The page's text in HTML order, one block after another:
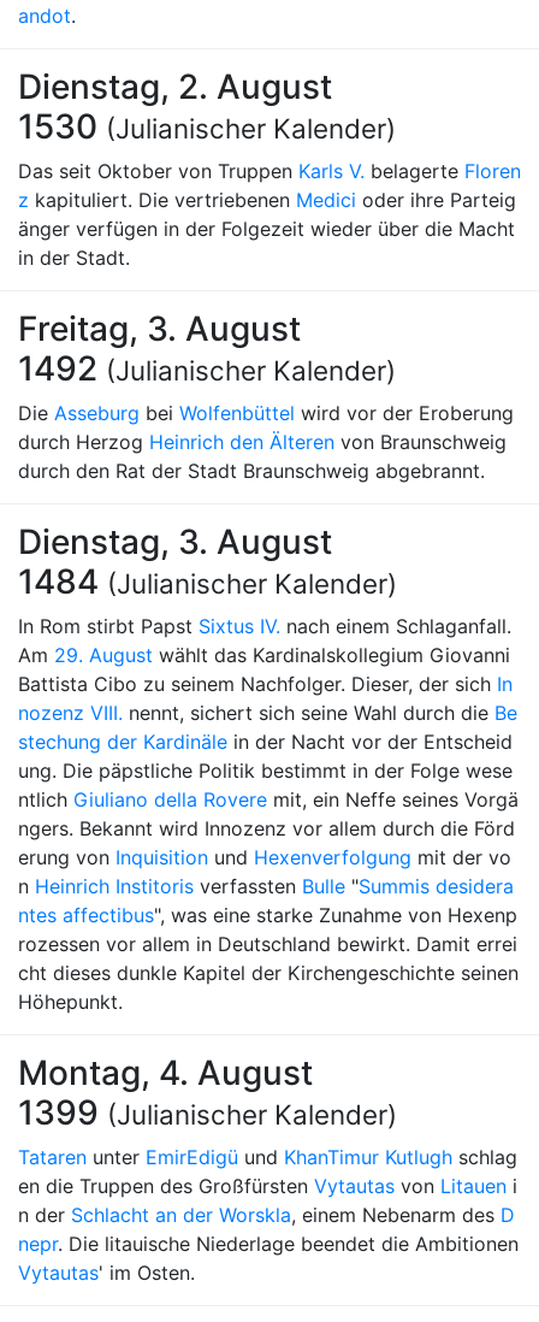
andot.
Dienstag, 2. August
1530 (Julianischer Kalender)
Das seit Oktober von Truppen Karls V. belagerte Floren
z kapituliert. Die vertriebenen Medici oder ihre Parteig
änger verfügen in der Folgezeit wieder über die Macht
in der Stadt.
Freitag, 3. August
1492 (Julianischer Kalender)
Die Asseburg bei Wolfenbüttel wird vor der Eroberung
durch Herzog Heinrich den Älteren von Braunschweig
durch den Rat der Stadt Braunschweig abgebrannt.
Dienstag, 3. August
1484 (Julianischer Kalender)
In Rom stirbt Papst Sixtus IV. nach einem Schlaganfall.
Am 29. August wählt das Kardinalskollegium Giovanni
Battista Cibo zu seinem Nachfolger. Dieser, der sich In
nozenz VIII. nennt, sichert sich seine Wahl durch die Be
stechung der Kardinäle in der Nacht vor der Entscheid
ung. Die päpstliche Politik bestimmt in der Folge wese
ntlich Giuliano della Rovere mit, ein Neffe seines Vorgä
ngers. Bekannt wird Innozenz vor allem durch die Förd
erung von Inquisition und Hexenverfolgung mit der vo
n Heinrich Institoris verfassten Bulle "Summis desidera
ntes affectibus", was eine starke Zunahme von Hexenp
rozessen vor allem in Deutschland bewirkt. Damit errei
cht dieses dunkle Kapitel der Kirchengeschichte seinen
Höhepunkt.
Montag, 4. August
1399 (Julianischer Kalender)
Tataren unter EmirEdigü und KhanTimur Kutlugh schlag
en die Truppen des Großfürsten Vytautas von Litauen i
n der Schlacht an der Worskla, einem Nebenarm des D
nepr. Die litauische Niederlage beendet die Ambitionen
Vytautas' im Osten.